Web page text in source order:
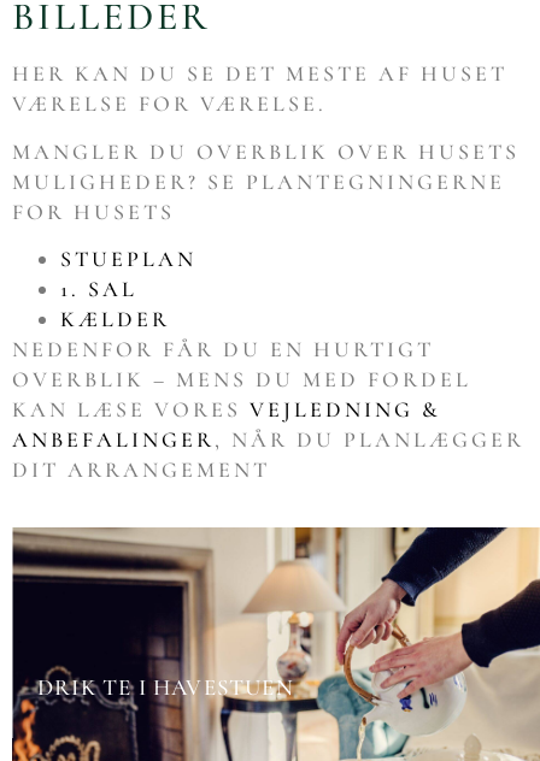
BILLEDER
HER KAN DU SE DET MESTE AF HUSET
VÆRELSE FOR VÆRELSE.
MANGLER DU OVERBLIK OVER HUSETS
MULIGHEDER? SE PLANTEGNINGERNE
FOR HUSETS
STUEPLAN
1. SAL
KÆLDER
NEDENFOR FÅR DU EN HURTIGT
OVERBLIK – MENS DU MED FORDEL
KAN LÆSE VORES VEJLEDNING &
ANBEFALINGER, NÅR DU PLANLÆGGER
DIT ARRANGEMENT
DRIK TE I HAVESTUEN